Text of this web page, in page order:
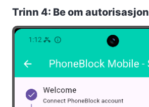
Trinn 4: Be om autorisasjon